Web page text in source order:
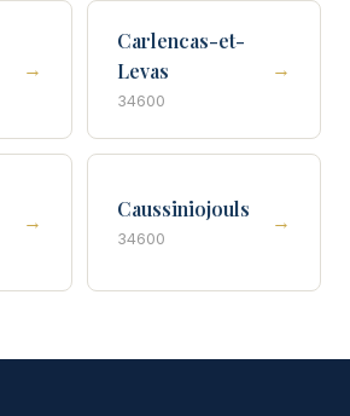
→
Carlencas-et-
Levas
34600
→
→
Caussiniojouls
34600
→